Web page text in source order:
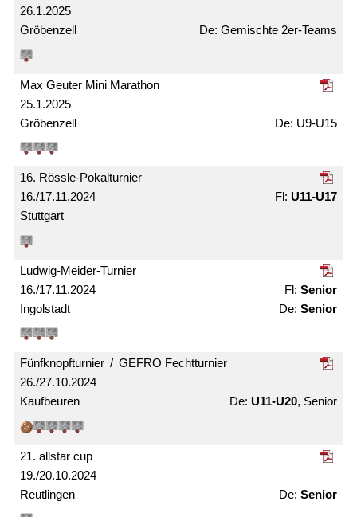
26.1.2025
Gröbenzell Gemischte 2er-Teams
25.1.2025
Max Geuter Mini Marathon
Gröbenzell U9-U15
16./17.11.2024
16. Rössle-Pokal­turnier
Stuttgart
U11-U17
16./17.11.2024
Ludwig-Meider-Turnier
Ingolstadt
Senior
Senior
26./27.10.2024
Fünfknopf­turnier / GEFRO Fecht­turnier
Kaufbeuren U11-U20, Senior
19./20.10.2024
21. allstar cup
Reutlingen Senior